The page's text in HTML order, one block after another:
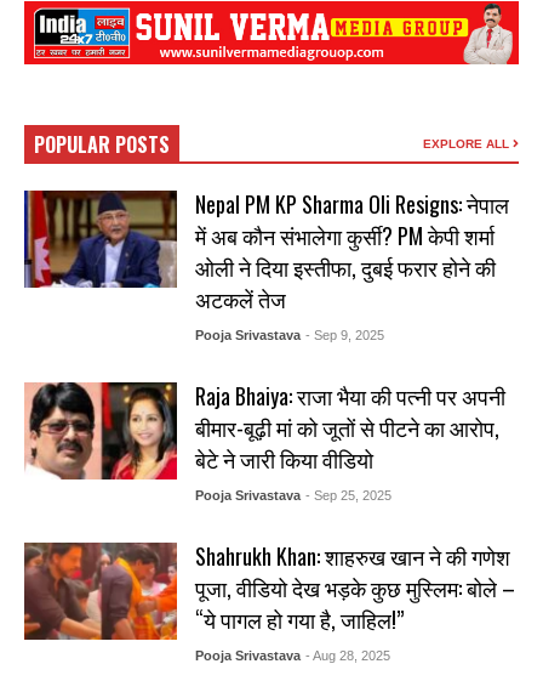
POPULAR POSTS EXPLORE ALL
Nepal PM KP Sharma Oli Resigns: नेपाल
में अब कौन संभालेगा कुर्सी? PM केपी शर्मा
ओली ने दिया इस्तीफा, दुबई फरार होने की
अटकलें तेज
Pooja Srivastava - Sep 9, 2025
Raja Bhaiya: राजा भैया की पत्नी पर अपनी
बीमार-बूढ़ी मां को जूतों से पीटने का आरोप,
बेटे ने जारी किया वीडियो
Pooja Srivastava - Sep 25, 2025
Shahrukh Khan: शाहरुख खान ने की गणेश
पूजा, वीडियो देख भड़के कुछ मुस्लिम: बोले –
“ये पागल हो गया है, जाहिल!”
Pooja Srivastava - Aug 28, 2025